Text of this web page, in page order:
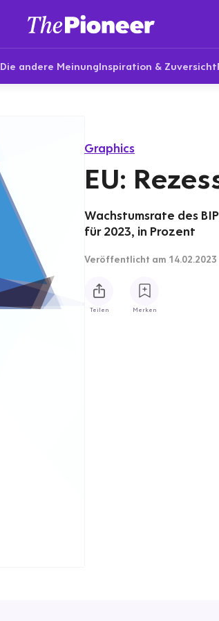
Die andere MeinungInspiration & Zuversicht
Graphics
EU:
Wachstumsrate des
für 2023, in Prozent
Veröffentlicht am 14.02.2023
Teilen Merken